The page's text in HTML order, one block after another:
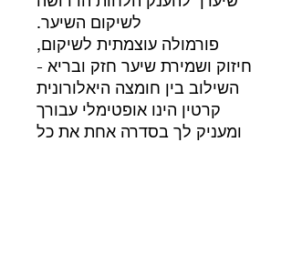
לשיקום השיער.
פורמולה עוצמתית לשיקום,
חיזוק ושמירת שיער חזק ובריא -
השילוב בין חומצה היאלורונית
קרטין הינו אופטימלי עבורך
ומעניק לך בסדרה אחת את כל